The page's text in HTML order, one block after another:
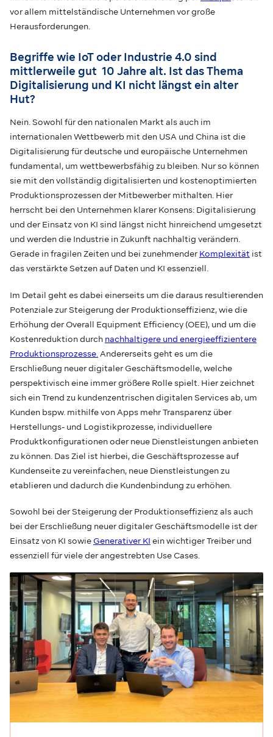
vor allem mittelständische Unternehmen vor große
Herausforderungen.
Begriffe wie IoT oder Industrie 4.0 sind
mittlerweile gut 10 Jahre alt. Ist das Thema
Digitalisierung und KI nicht längst ein alter
Hut?
Nein. Sowohl für den nationalen Markt als auch im
internationalen Wettbewerb mit den USA und China ist die
Digitalisierung für deutsche und europäische Unternehmen
fundamental, um wettbewerbsfähig zu bleiben. Nur so können
sie mit den vollständig digitalisierten und kostenoptimierten
Produktionsprozessen der Mitbewerber mithalten. Hier
herrscht bei den Unternehmen klarer Konsens: Digitalisierung
und der Einsatz von KI sind längst nicht hinreichend umgesetzt
und werden die Industrie in Zukunft nachhaltig verändern.
Gerade in fragilen Zeiten und bei zunehmender Komplexität ist
das verstärkte Setzen auf Daten und KI essenziell.
Im Detail geht es dabei einerseits um die daraus resultierenden
Potenziale zur Steigerung der Produktionseffizienz, wie die
Erhöhung der Overall Equipment Efficiency (OEE), und um die
Kostenreduktion durch nachhaltigere und energieeffizientere
Produktionsprozesse. Andererseits geht es um die
Erschließung neuer digitaler Geschäftsmodelle, welche
perspektivisch eine immer größere Rolle spielt. Hier zeichnet
sich ein Trend zu kundenzentrischen digitalen Services ab, um
Kunden bspw. mithilfe von Apps mehr Transparenz über
Herstellungs- und Logistikprozesse, individuellere
Produktkonfigurationen oder neue Dienstleistungen anbieten
zu können. Das Ziel ist hierbei, die Geschäftsprozesse auf
Kundenseite zu vereinfachen, neue Dienstleistungen zu
etablieren und dadurch die Kundenbindung zu erhöhen.
Sowohl bei der Steigerung der Produktionseffizienz als auch
bei der Erschließung neuer digitaler Geschäftsmodelle ist der
Einsatz von KI sowie Generativer KI ein wichtiger Treiber und
essenziell für viele der angestrebten Use Cases.